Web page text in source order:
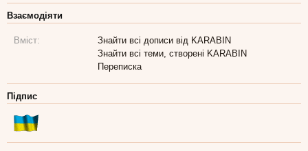
Взаємодіяти
Вміст:
Знайти всі дописи від KARABIN
Знайти всі теми, створені KARABIN
Переписка
Підпис